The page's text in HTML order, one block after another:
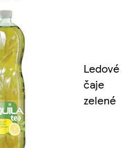
Ledové
čaje
zelené